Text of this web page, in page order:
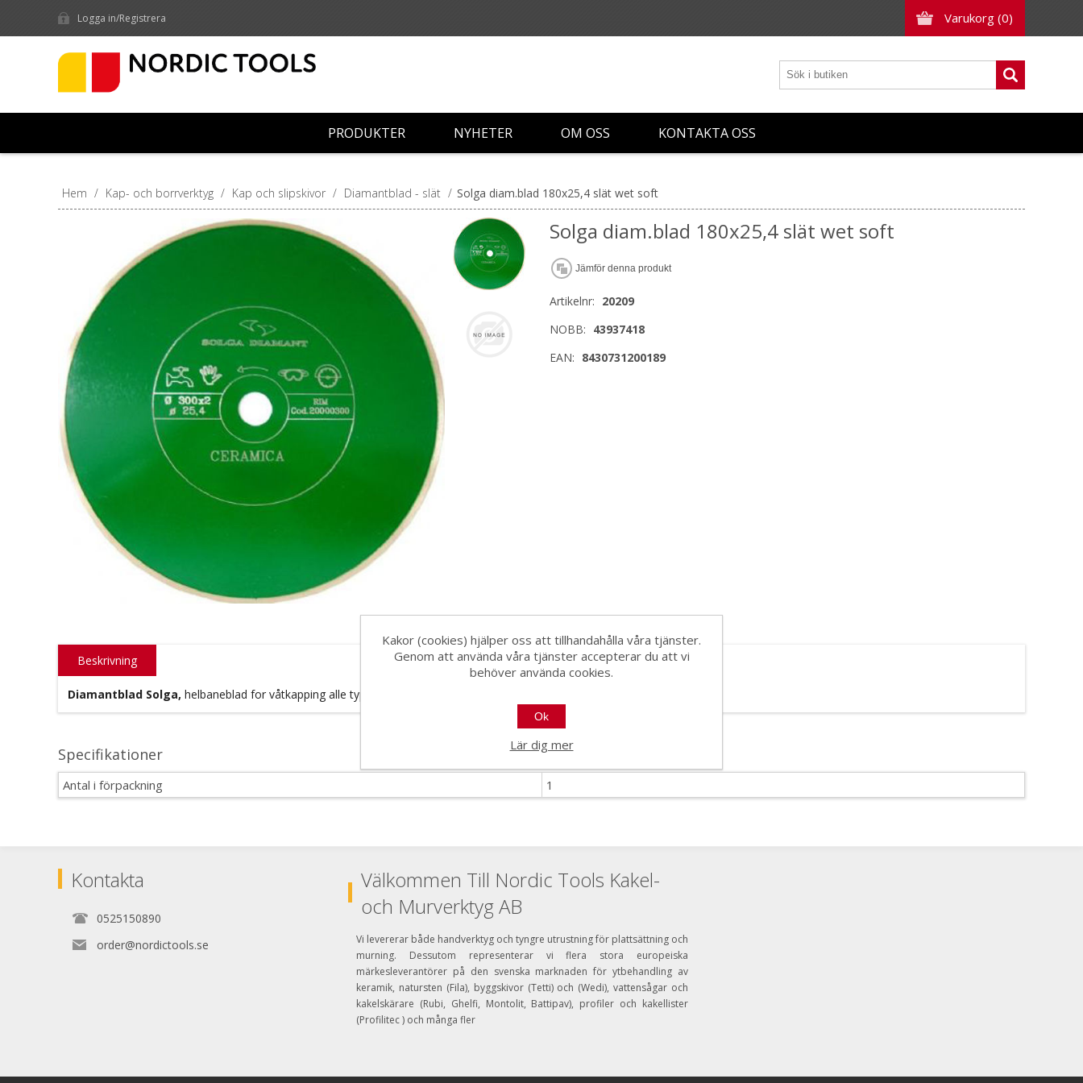
Varukorg (0)
Logga in/Registrera
PRODUKTER NYHETER OM OSS KONTAKTA OSS
Hem / Kap- och borrverktyg / Kap och slipskivor / Diamantblad - slät / Solga diam.blad 180x25,4 slät wet soft
Solga diam.blad 180x25,4 slät wet soft
Jämför denna produkt
Artikelnr: 20209
NOBB: 43937418
EAN: 8430731200189
Beskrivning
Diamantblad Solga, helbaneblad for våtkapping alle typer keramiske fliser.
Specifikationer
Antal i förpackning 1
Kontakta
0525150890
order@nordictools.se
Välkommen Till Nordic Tools Kakel-
och Murverktyg AB
Vi levererar både handverktyg och tyngre utrustning för plattsättning och
murning. Dessutom representerar vi flera stora europeiska
märkesleverantörer på den svenska marknaden för ytbehandling av
keramik, natursten (Fila), byggskivor (Tetti) och (Wedi), vattensågar och
kakelskärare (Rubi, Ghelfi, Montolit, Battipav), profiler och kakellister
(Profilitec ) och många fler
Kakor (cookies) hjälper oss att tillhandahålla våra tjänster.
Genom att använda våra tjänster accepterar du att vi
behöver använda cookies.
Ok
Lär dig mer